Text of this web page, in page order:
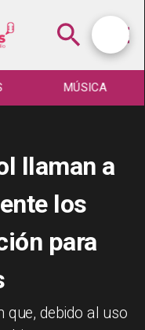
MÚSICA
llaman a
los
para
que, debido al uso